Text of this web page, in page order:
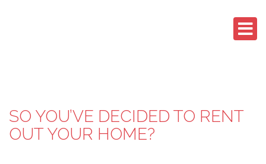
SO YOU’VE DECIDED TO RENT
OUT YOUR HOME?